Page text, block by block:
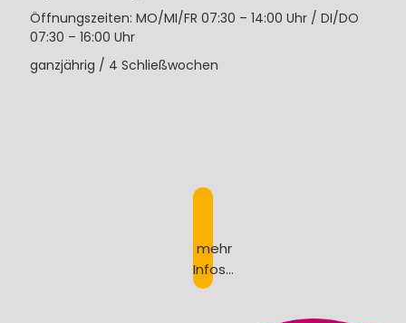
Öffnungszeiten: MO/MI/FR 07:30 – 14:00 Uhr / DI/DO
07:30 – 16:00 Uhr
ganzjährig / 4 Schließwochen
mehr
Infos...